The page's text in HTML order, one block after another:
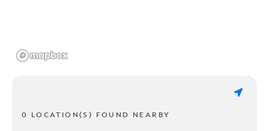
0 LOCATION(S) FOUND NEARBY